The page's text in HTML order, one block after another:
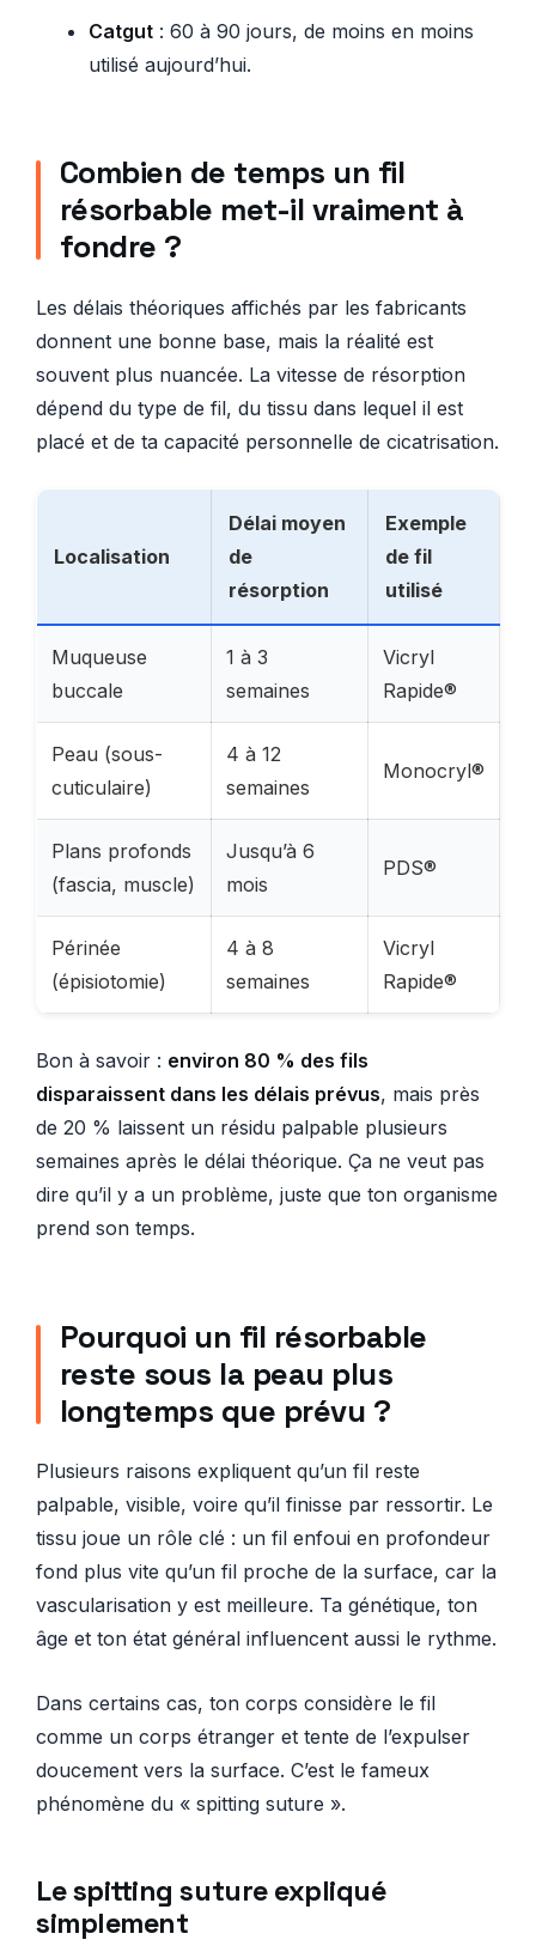
Catgut : 60 à 90 jours, de moins en moins
utilisé aujourd’hui.
Combien de temps un fil
résorbable met-il vraiment à
fondre ?
Les délais théoriques affichés par les fabricants
donnent une bonne base, mais la réalité est
souvent plus nuancée. La vitesse de résorption
dépend du type de fil, du tissu dans lequel il est
placé et de ta capacité personnelle de cicatrisation.
Localisation
Délai moyen
de
résorption
Exemple
de fil
utilisé
Muqueuse
buccale
1 à 3
semaines
Vicryl
Rapide®
Peau (sous-
cuticulaire)
4 à 12
semaines
Monocryl®
Plans profonds
(fascia, muscle)
Jusqu’à 6
mois
PDS®
Périnée
(épisiotomie)
4 à 8
semaines
Vicryl
Rapide®
Bon à savoir : environ 80 % des fils
disparaissent dans les délais prévus, mais près
de 20 % laissent un résidu palpable plusieurs
semaines après le délai théorique. Ça ne veut pas
dire qu’il y a un problème, juste que ton organisme
prend son temps.
Pourquoi un fil résorbable
reste sous la peau plus
longtemps que prévu ?
Plusieurs raisons expliquent qu’un fil reste
palpable, visible, voire qu’il finisse par ressortir. Le
tissu joue un rôle clé : un fil enfoui en profondeur
fond plus vite qu’un fil proche de la surface, car la
vascularisation y est meilleure. Ta génétique, ton
âge et ton état général influencent aussi le rythme.
Dans certains cas, ton corps considère le fil
comme un corps étranger et tente de l’expulser
doucement vers la surface. C’est le fameux
phénomène du « spitting suture ».
Le spitting suture expliqué
simplement